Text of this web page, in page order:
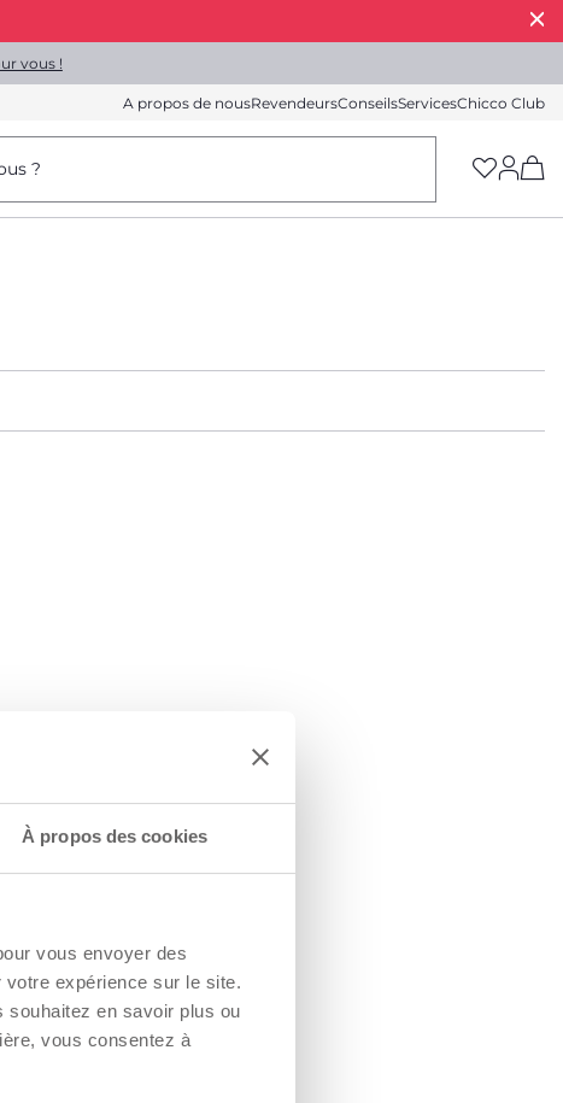
À propos des cookies
vous envoyer des
expérience sur le site.
en savoir plus ou
vous consentez à
vous !
A propos de nousRevendeursConseilsServicesChicco Club
?